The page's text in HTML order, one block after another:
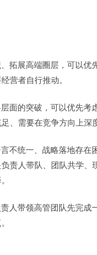
拓展高端圈层，可以优
营者自行推动。
面的突破，可以优先考
、需要在竞争方向上深
不统一、战略落地存在
责人带队、团队共学、
人带领高管团队先完成